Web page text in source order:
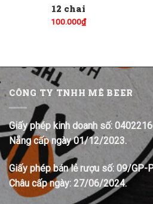
12 chai
100.000₫
CÔNG TY TNHH MÊ BEER
Giấy phép kinh doanh số:
Nẵng cấp ngày 01/12/2023.
Giấy phép bán lẻ rượu số: 09/GP-
Châu cấp ngày: 27/06/2024.